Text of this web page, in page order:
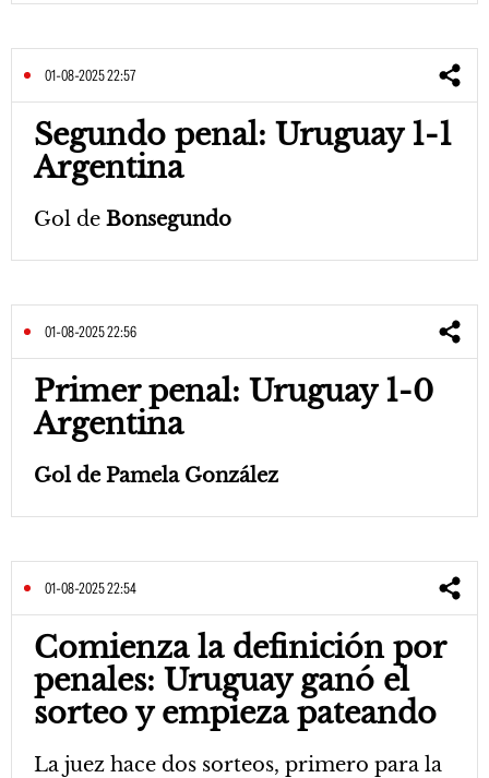
01-08-2025 22:57
Segundo penal: Uruguay 1-1
Argentina
Gol de Bonsegundo
01-08-2025 22:56
Primer penal: Uruguay 1-0
Argentina
Gol de Pamela González
01-08-2025 22:54
Comienza la definición por
penales: Uruguay ganó el
sorteo y empieza pateando
La juez hace dos sorteos, primero para la